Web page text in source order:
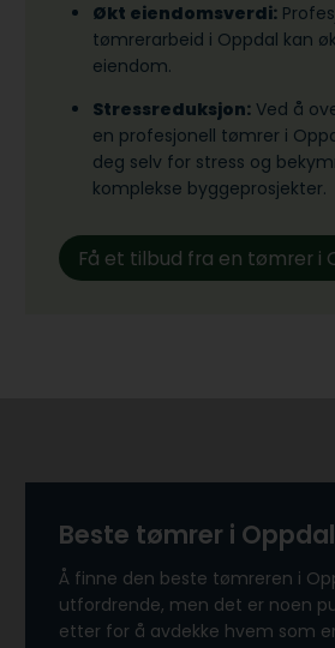
Økt eiendomsverdi:
tømrerarbeid i Oppdal kan
eiendom.
Stressreduksjon: Ved å
en profesjonell tømrer i
deg selv for stress og
komplekse byggeprosjekter.
Få et tilbud fra en tømrer i
Beste tømrer i Oppdal
Å finne den beste tømreren i
utfordrende, men det er noen
etter for å avdekke hvem som